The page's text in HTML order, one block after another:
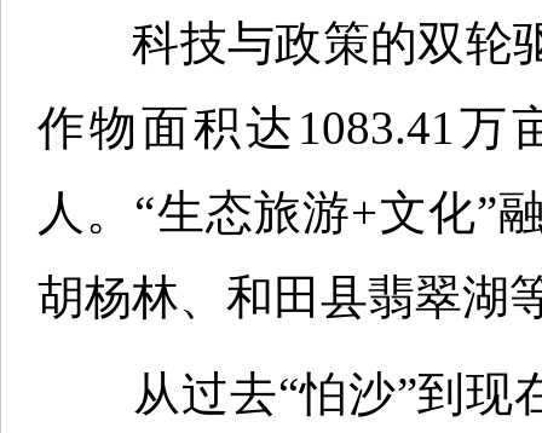
科技与政策的双轮驱
作物面积达1083.41
人。“生态旅游+文化”
胡杨林、和田县翡翠湖
从过去“怕沙”到现在